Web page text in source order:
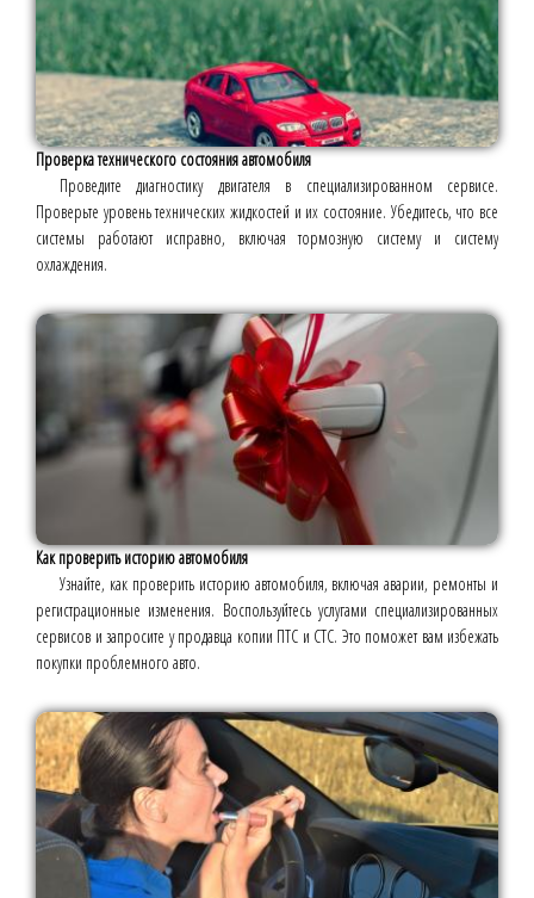
Проверка технического состояния автомобиля
Проведите диагностику двигателя в специализированном сервисе.
Проверьте уровень технических жидкостей и их состояние. Убедитесь, что все
системы работают исправно, включая тормозную систему и систему
охлаждения.
Как проверить историю автомобиля
Узнайте, как проверить историю автомобиля, включая аварии, ремонты и
регистрационные изменения. Воспользуйтесь услугами специализированных
сервисов и запросите у продавца копии ПТС и СТС. Это поможет вам избежать
покупки проблемного авто.